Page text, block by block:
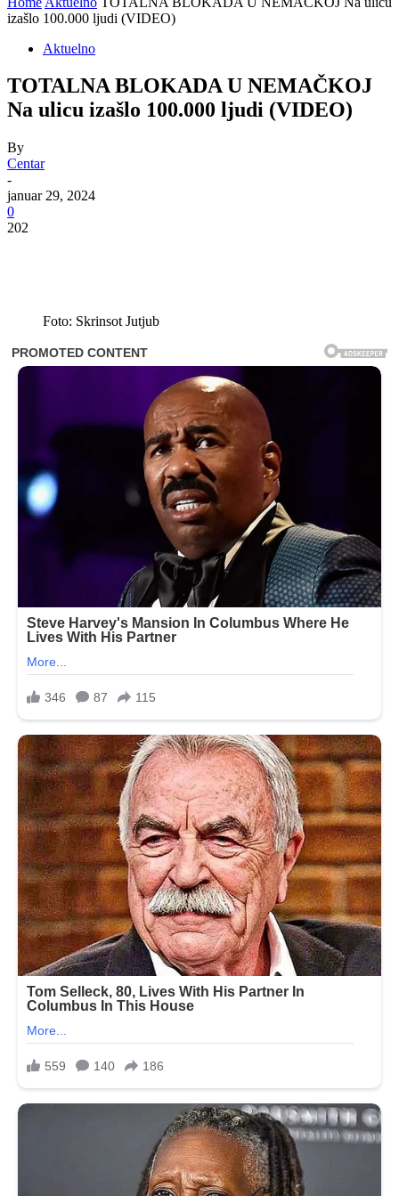
izašlo 100.000 ljudi (VIDEO)
Aktuelno
TOTALNA BLOKADA U NEMAČKOJ
Na ulicu izašlo 100.000 ljudi (VIDEO)
By
Centar
-
januar 29, 2024
0
202
Foto: Skrinsot Jutjub